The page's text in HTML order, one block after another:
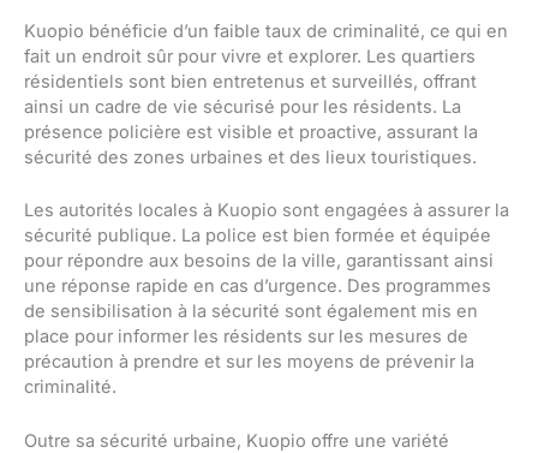
Kuopio bénéficie d’un faible taux de criminalité, ce qui en
fait un endroit sûr pour vivre et explorer. Les quartiers
résidentiels sont bien entretenus et surveillés, offrant
ainsi un cadre de vie sécurisé pour les résidents. La
présence policière est visible et proactive, assurant la
sécurité des zones urbaines et des lieux touristiques.
Les autorités locales à Kuopio sont engagées à assurer la
sécurité publique. La police est bien formée et équipée
pour répondre aux besoins de la ville, garantissant ainsi
une réponse rapide en cas d’urgence. Des programmes
de sensibilisation à la sécurité sont également mis en
place pour informer les résidents sur les mesures de
précaution à prendre et sur les moyens de prévenir la
criminalité.
Outre sa sécurité urbaine, Kuopio offre une variété